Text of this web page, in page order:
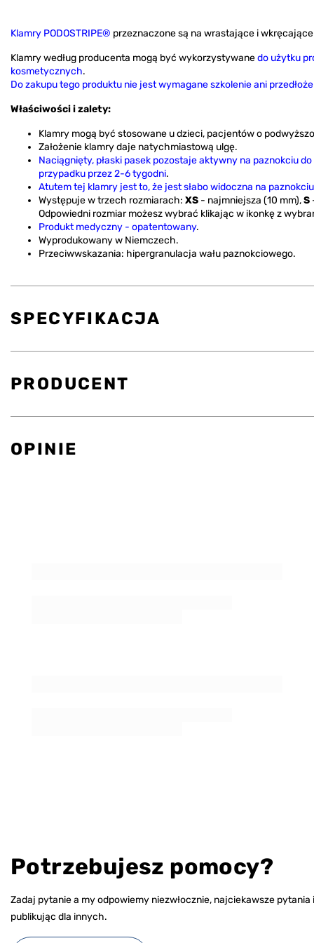
Klamry PODOSTRIPE® przeznaczone są na wrastające i
Klamry według producenta mogą być wykorzystywanedo użytku
kosmetycznych.
Do zakupu tego produktu nie jest wymagane szkolenie ani
Właściwości i zalety:
Klamry mogą być stosowane u dzieci, pacjentów o
Założenie klamry daje natychmiastową ulgę.
Naciągnięty, płaski pasek pozostaje aktywny na paznokciu
przypadku przez 2-6 tygodni.
Atutem tej klamry jest to, że jest słabo widoczna na paznokciu
Występuje w trzech rozmiarach: XS - najmniejsza (10 mm),S
Odpowiedni rozmiar możesz wybrać klikając w ikonkę z
Produkt medyczny - opatentowany.
Wyprodukowany w Niemczech.
Przeciwwskazania: hipergranulacja wału paznokciowego.
SPECYFIKACJA
PRODUCENT
OPINIE
Potrzebujesz pomocy?
Zadaj pytanie a my odpowiemy niezwłocznie, najciekawsze pytania
publikując dla innych.